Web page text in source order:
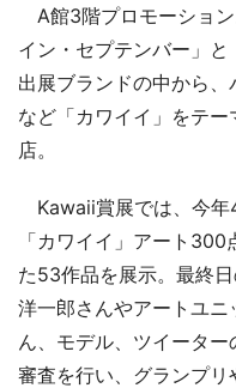
A館3階プロモーショ
イン・セプテンバー」
出展ブランドの中から、
など「カワイイ」をテ
店。
Kawaii賞展では、今年
「カワイイ」アート
た53作品を展示。最終
洋一郎さんやアートユ
ん、モデル、ツイータ
審査を行い、グランプ